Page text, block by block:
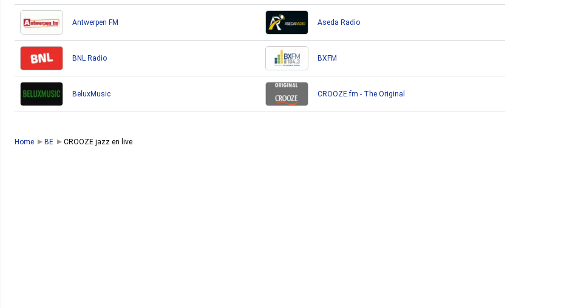
Antwerpen FM Aseda Radio
BNL Radio BXFM
BeluxMusic CROOZE.fm - The Original
Home BE CROOZE jazz en live